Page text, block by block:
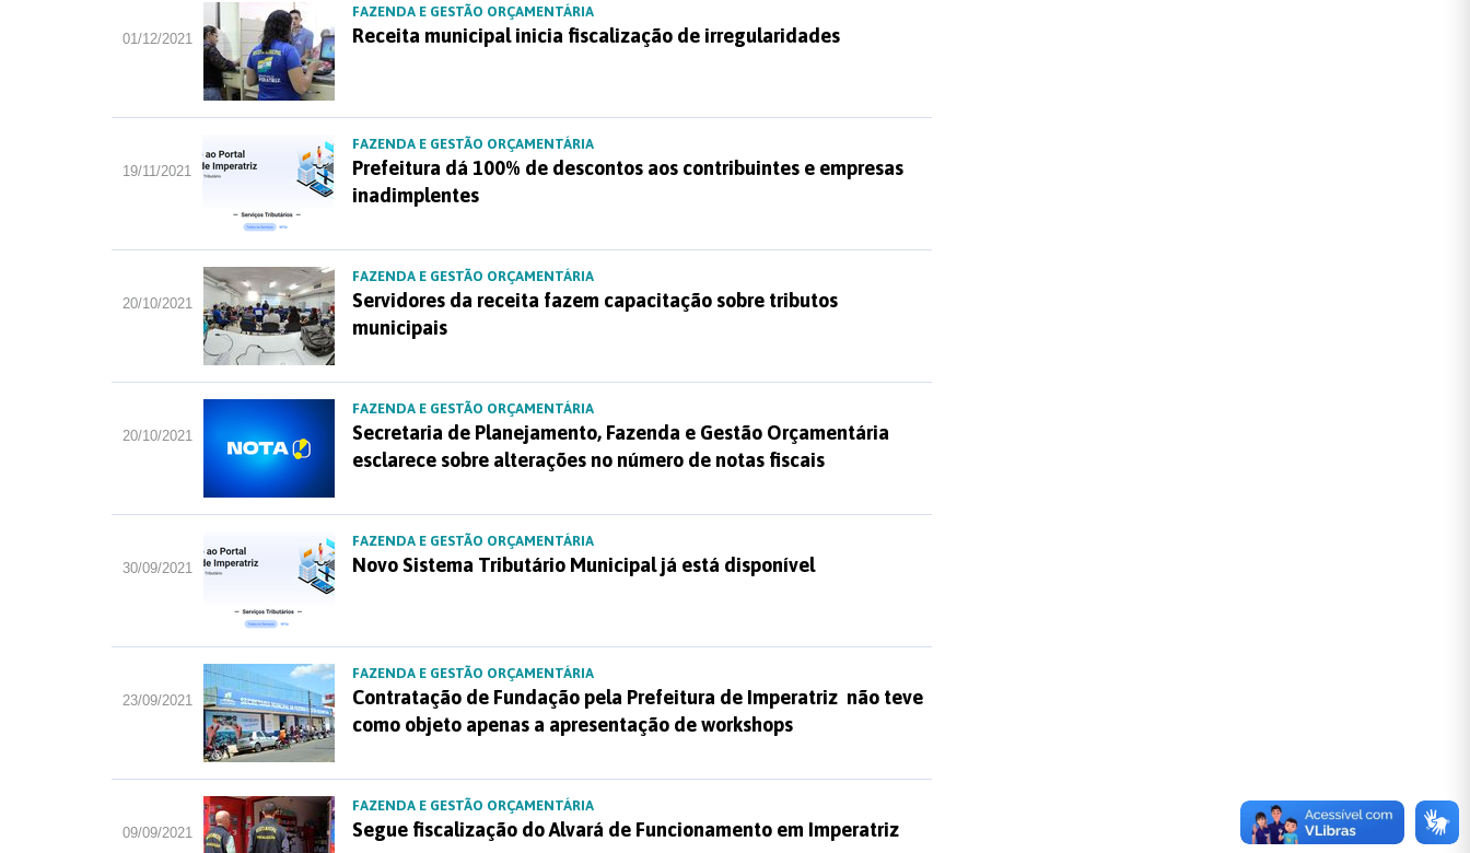
01/12/2021
FAZENDA E GESTÃO ORÇAMENTÁRIA
Receita municipal inicia fiscalização de irregularidades
19/11/2021
FAZENDA E GESTÃO ORÇAMENTÁRIA
Prefeitura dá 100% de descontos aos contribuintes e empresas
inadimplentes
20/10/2021
FAZENDA E GESTÃO ORÇAMENTÁRIA
Servidores da receita fazem capacitação sobre tributos
municipais
20/10/2021
FAZENDA E GESTÃO ORÇAMENTÁRIA
Secretaria de Planejamento, Fazenda e Gestão Orçamentária
esclarece sobre alterações no número de notas fiscais
30/09/2021
FAZENDA E GESTÃO ORÇAMENTÁRIA
Novo Sistema Tributário Municipal já está disponível
23/09/2021
FAZENDA E GESTÃO ORÇAMENTÁRIA
Contratação de Fundação pela Prefeitura de Imperatriz não teve
como objeto apenas a apresentação de workshops
09/09/2021
FAZENDA E GESTÃO ORÇAMENTÁRIA
Segue fiscalização do Alvará de Funcionamento em Imperatriz